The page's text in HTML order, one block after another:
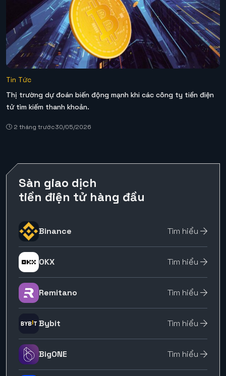
Tin Tức
Thị trường dự đoán biến động mạnh khi các công ty tiền điện
tử tìm kiếm thanh khoản.
2 tháng trước30/05/2026
Sàn giao dịch
tiền điện tử hàng đầu
Binance Tìm hiểu
OKX Tìm hiểu
Remitano Tìm hiểu
Bybit Tìm hiểu
BigONE Tìm hiểu